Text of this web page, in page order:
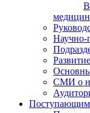
Научно-
СМИ о
Поступающим